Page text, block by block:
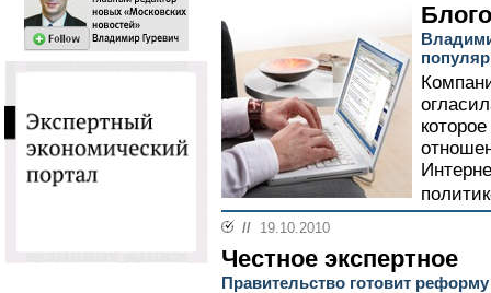
// 19.10.2010
Честное экспертное
Правительство готовит